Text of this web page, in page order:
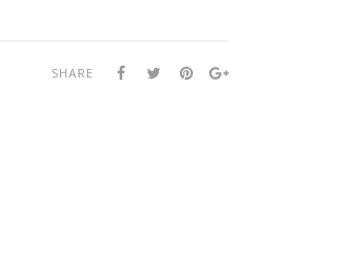
SHARE